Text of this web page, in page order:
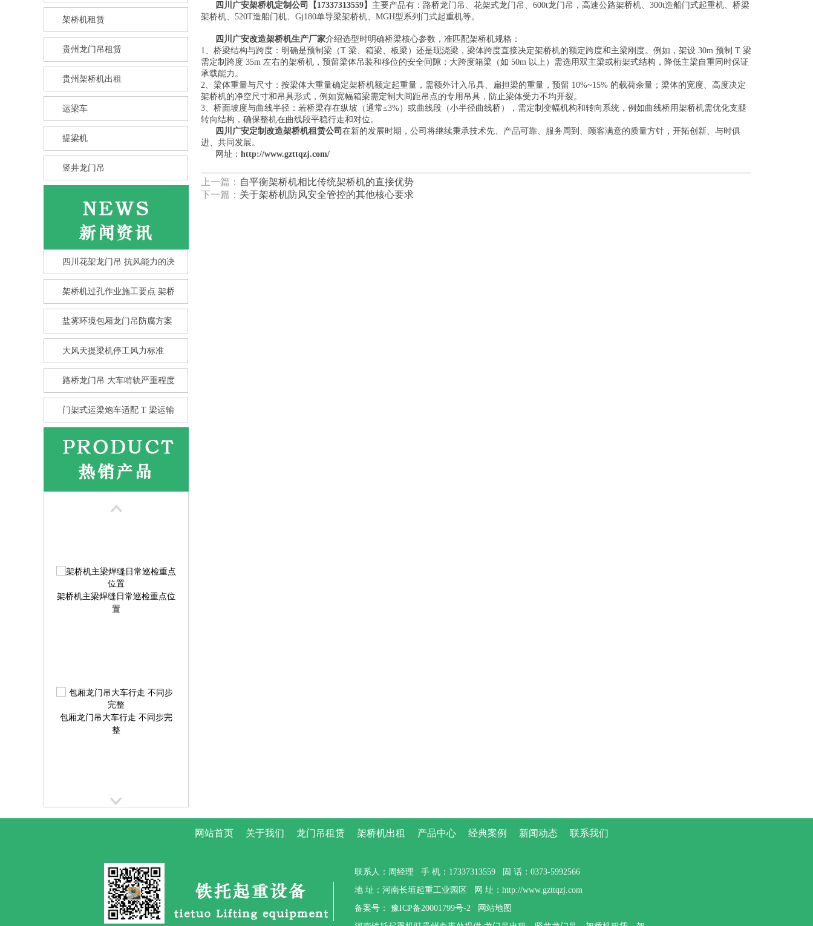
架桥机租赁
贵州龙门吊租赁
贵州架桥机出租
运梁车
提梁机
竖井龙门吊
四川花架龙门吊 抗风能力的决
架桥机过孔作业施工要点 架桥
盐雾环境包厢龙门吊防腐方案
大风天提梁机停工风力标准
路桥龙门吊 大车啃轨严重程度
门架式运梁炮车适配 T 梁运输
竖井龙门吊选型核心要点 竖井
花架龙门吊的抗风性 比箱型龙
门
架桥机主梁焊缝日常巡检重点位
置
包厢龙门吊大车行走 不同步完
整
四川广安架桥机定制公司【 17337313559】 主要产品有：路桥龙门吊、花架式龙门吊、600t龙门吊，高速公路架桥机、300t造船门式起重机、桥梁
架桥机、520T造船门机、Gj180单导梁架桥机、MGH型系列门式起重机等。
四川广安改造架桥机生产厂家介绍选型时明确桥梁核心参数，准匹配架桥机规格：
1、桥梁结构与跨度：明确是预制梁（T 梁、箱梁、板梁）还是现浇梁，梁体跨度直接决定架桥机的额定跨度和主梁刚度。例如，架设 30m 预制 T 梁
需定制跨度 35m 左右的架桥机，预留梁体吊装和移位的安全间隙；大跨度箱梁（如 50m 以上）需选用双主梁或桁架式结构，降低主梁自重同时保证
承载能力。
2、梁体重量与尺寸：按梁体大重量确定架桥机额定起重量，需额外计入吊具、扁担梁的重量，预留 10%~15% 的载荷余量；梁体的宽度、高度决定
架桥机的净空尺寸和吊具形式，例如宽幅箱梁需定制大间距吊点的专用吊具，防止梁体受力不均开裂。
3、桥面坡度与曲线半径：若桥梁存在纵坡（通常≤3%）或曲线段（小半径曲线桥），需定制变幅机构和转向系统，例如曲线桥用架桥机需优化支腿
转向结构，确保整机在曲线段平稳行走和对位。
四川广安定制改造架桥机租赁公司 在新的发展时期，公司将继续秉承技术先、产品可靠、服务周到、顾客满意的质量方针，开拓创新、与时俱
进、共同发展。
网址： http://www.gzttqzj.com/
上一篇： 自平衡架桥机相比传统架桥机的直接优势
下一篇： 关于架桥机防风安全管控的其他核心要求
网站首页 关于我们 龙门吊租赁 架桥机出租 产品中心 经典案例 新闻动态 联系我们
联系人：周经理 手 机：17337313559 固 话：0373-5992566
地 址：河南长垣起重工业园区 网 址：http://www.gzttqzj.com
备案号： 豫ICP备20001799号-2
网站地图